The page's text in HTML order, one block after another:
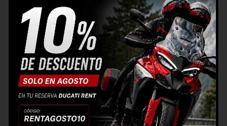
La ruta por la Sierra de Madrid ya forma parte de
nuestra historia. Una salida sencilla, fluida y
pensada para disfrutar juntos de la carretera.
FECHA
RECORRIDO